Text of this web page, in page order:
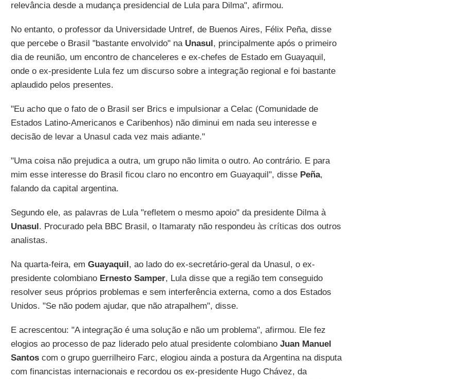
relevância desde a mudança presidencial de Lula para Dilma", afirmou.
No entanto, o professor da Universidade Untref, de Buenos Aires, Félix Peña, disse
que percebe o Brasil "bastante envolvido" na Unasul, principalmente após o primeiro
dia de reunião, um encontro de chanceleres e ex-chefes de Estado em Guayaquil,
onde o ex-presidente Lula fez um discurso sobre a integração regional e foi bastante
aplaudido pelos presentes.
"Eu acho que o fato de o Brasil ser Brics e impulsionar a Celac (Comunidade de
Estados Latino-Americanos e Caribenhos) não diminui em nada seu interesse e
decisão de levar a Unasul cada vez mais adiante."
"Uma coisa não prejudica a outra, um grupo não limita o outro. Ao contrário. E para
mim esse interesse do Brasil ficou claro no encontro em Guayaquil", disse Peña,
falando da capital argentina.
Segundo ele, as palavras de Lula "refletem o mesmo apoio" da presidente Dilma à
Unasul. Procurado pela BBC Brasil, o Itamaraty não respondeu às críticas dos outros
analistas.
Na quarta-feira, em Guayaquil, ao lado do ex-secretário-geral da Unasul, o ex-
presidente colombianoErnesto Samper, Lula disse que a região tem conseguido
resolver seus próprios problemas e sem interferência externa, como a dos Estados
Unidos. "Se não podem ajudar, que não atrapalhem", disse.
E acrescentou: "A integração é uma solução e não um problema", afirmou. Ele fez
elogios ao processo de paz liderado pelo atual presidente colombiano Juan Manuel
Santoscom o grupo guerrilheiro Farc, elogiou ainda a postura da Argentina na disputa
com financistas internacionais e recordou os ex-presidente Hugo Chávez, da